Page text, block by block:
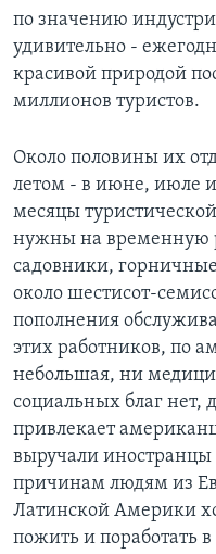
Learning English
СОЦИАЛЬНЫЕ СЕТИ
по значению
удивительно -
красивой природой
миллионов туристов.
Около половины их
летом - в июне, июле
месяцы
нужны на временную
садовники,
около шестисот-
пополнения
этих работников, по
небольшая, ни
социальных благ нет,
привлекает
выручали
причинам людям из
Латинской Америки
пожить и поработать